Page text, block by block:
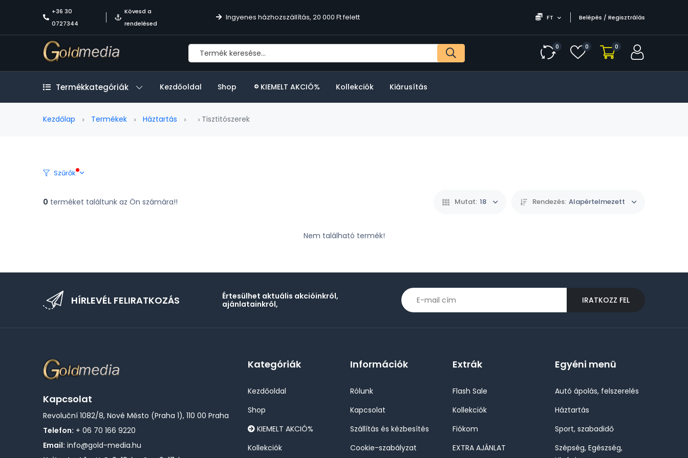
+36 30
0727344
Kövesd a
rendelésed
Ingyenes házhozszállítás, 20 000 Ft felett FT Belépés / Regisztrálás
0 0 0
Termékkategóriák Kezdőoldal Shop KIEMELT AKCIÓ% Kollekciók Kiárusítás
Kezdőlap Termékek Háztartás Tisztitószerek
Szűrők
0 terméket találtunk az Ön számára!! Mutat: 18 Rendezés: Alapértelmezett
Nem található termék!
HÍRLEVÉL FELIRATKOZÁS
Értesülhet aktuális akcióinkról,
ajánlatainkról,
IRATKOZZ FEL
Kapcsolat
Revoluční 1082/8, Nové Město (Praha 1), 110 00 Praha
Telefon: + 06 70 166 9220
Email: info@gold-media.hu
Kategóriák
Kezdőoldal
Shop
KIEMELT AKCIÓ%
Kollekciók
Információk
Rólunk
Kapcsolat
Szállítás és kézbesítés
Cookie-szabályzat
Extrák
Flash Sale
Kollekciók
Fiókom
EXTRA AJÁNLAT
Egyéni menü
Autó ápolás, felszerelés
Háztartás
Sport, szabadidő
Szépség, Egészség,